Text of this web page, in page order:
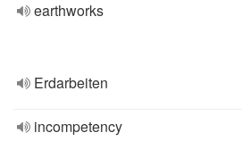
earthworks
Erdarbeiten
incompetency